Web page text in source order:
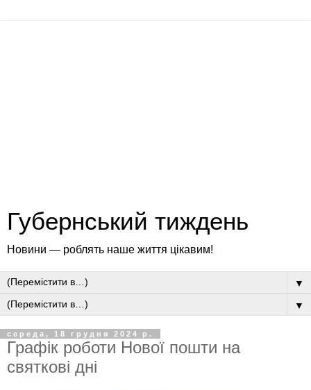
Губернський тиждень
Новини — роблять наше життя цікавим!
▼
▼
середа, 18 грудня 2024 р.
Графік роботи Нової пошти на
святкові дні